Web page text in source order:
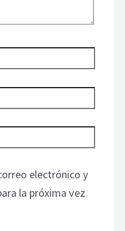
electrónico y
la próxima vez